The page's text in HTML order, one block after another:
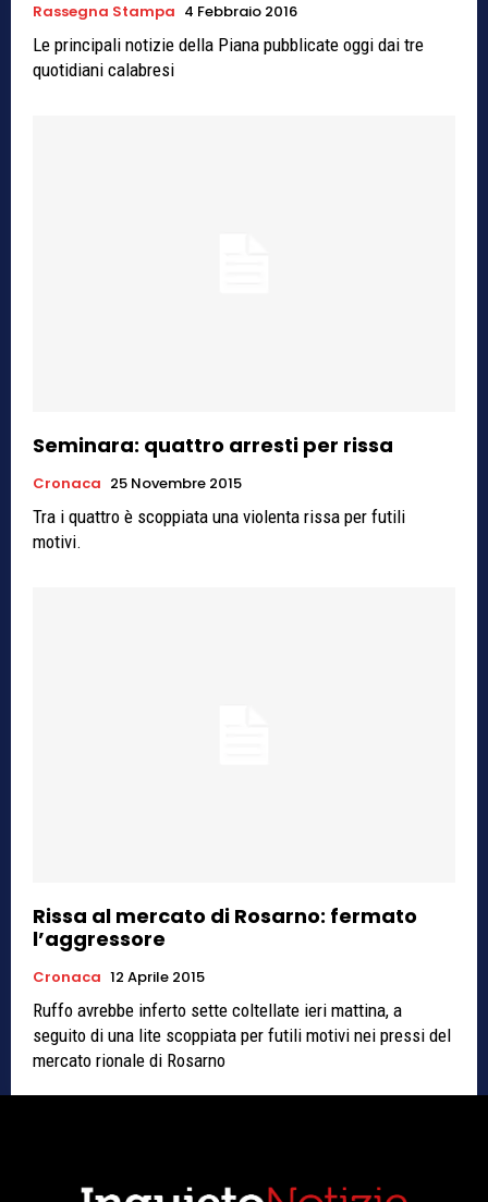
Rassegna Stampa 4 Febbraio 2016
Le principali notizie della Piana pubblicate oggi dai tre
quotidiani calabresi
Seminara: quattro arresti per rissa
Cronaca 25 Novembre 2015
Tra i quattro è scoppiata una violenta rissa per futili
motivi.
Rissa al mercato di Rosarno: fermato
l’aggressore
Cronaca 12 Aprile 2015
Ruffo avrebbe inferto sette coltellate ieri mattina, a
seguito di una lite scoppiata per futili motivi nei pressi del
mercato rionale di Rosarno